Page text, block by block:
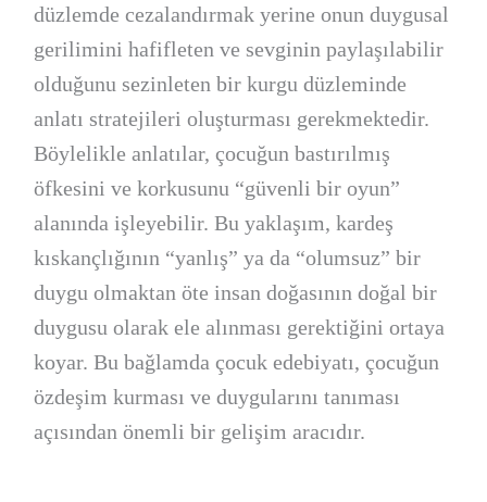
düzlemde cezalandırmak yerine onun duygusal
gerilimini hafifleten ve sevginin paylaşılabilir
olduğunu sezinleten bir kurgu düzleminde
anlatı stratejileri oluşturması gerekmektedir.
Böylelikle anlatılar, çocuğun bastırılmış
öfkesini ve korkusunu “güvenli bir oyun”
alanında işleyebilir. Bu yaklaşım, kardeş
kıskançlığının “yanlış” ya da “olumsuz” bir
duygu olmaktan öte insan doğasının doğal bir
duygusu olarak ele alınması gerektiğini ortaya
koyar. Bu bağlamda çocuk edebiyatı, çocuğun
özdeşim kurması ve duygularını tanıması
açısından önemli bir gelişim aracıdır.